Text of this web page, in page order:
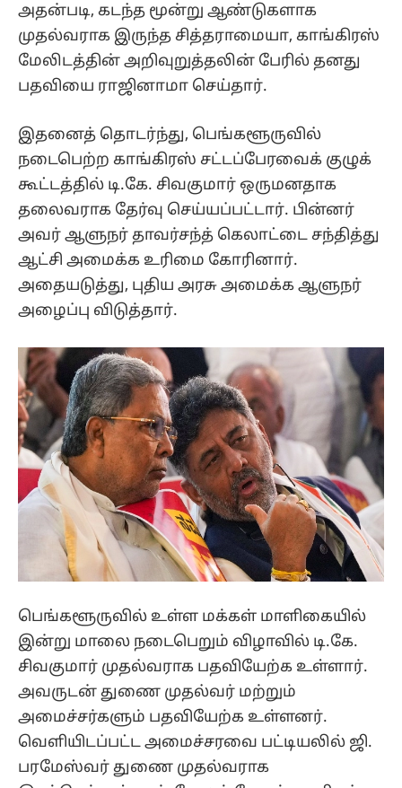
அதன்படி, கடந்த மூன்று ஆண்டுகளாக
முதல்வராக இருந்த சித்தராமையா, காங்கிரஸ்
மேலிடத்தின் அறிவுறுத்தலின் பேரில் தனது
பதவியை ராஜினாமா செய்தார்.
இதனைத் தொடர்ந்து, பெங்களூருவில்
நடைபெற்ற காங்கிரஸ் சட்டப்பேரவைக் குழுக்
கூட்டத்தில் டி.கே. சிவகுமார் ஒருமனதாக
தலைவராக தேர்வு செய்யப்பட்டார். பின்னர்
அவர் ஆளுநர் தாவர்சந்த் கெலாட்டை சந்தித்து
ஆட்சி அமைக்க உரிமை கோரினார்.
அதையடுத்து, புதிய அரசு அமைக்க ஆளுநர்
அழைப்பு விடுத்தார்.
பெங்களூருவில் உள்ள மக்கள் மாளிகையில்
இன்று மாலை நடைபெறும் விழாவில் டி.கே.
சிவகுமார் முதல்வராக பதவியேற்க உள்ளார்.
அவருடன் துணை முதல்வர் மற்றும்
அமைச்சர்களும் பதவியேற்க உள்ளனர்.
வெளியிடப்பட்ட அமைச்சரவை பட்டியலில் ஜி.
பரமேஸ்வர் துணை முதல்வராக